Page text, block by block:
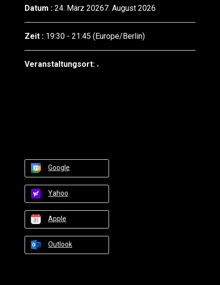
Datum : 24. März 20267. August 2026
Zeit : 19:30 - 21:45 (Europe/Berlin)
Veranstaltungsort:
Google
Yahoo
Apple
Outlook